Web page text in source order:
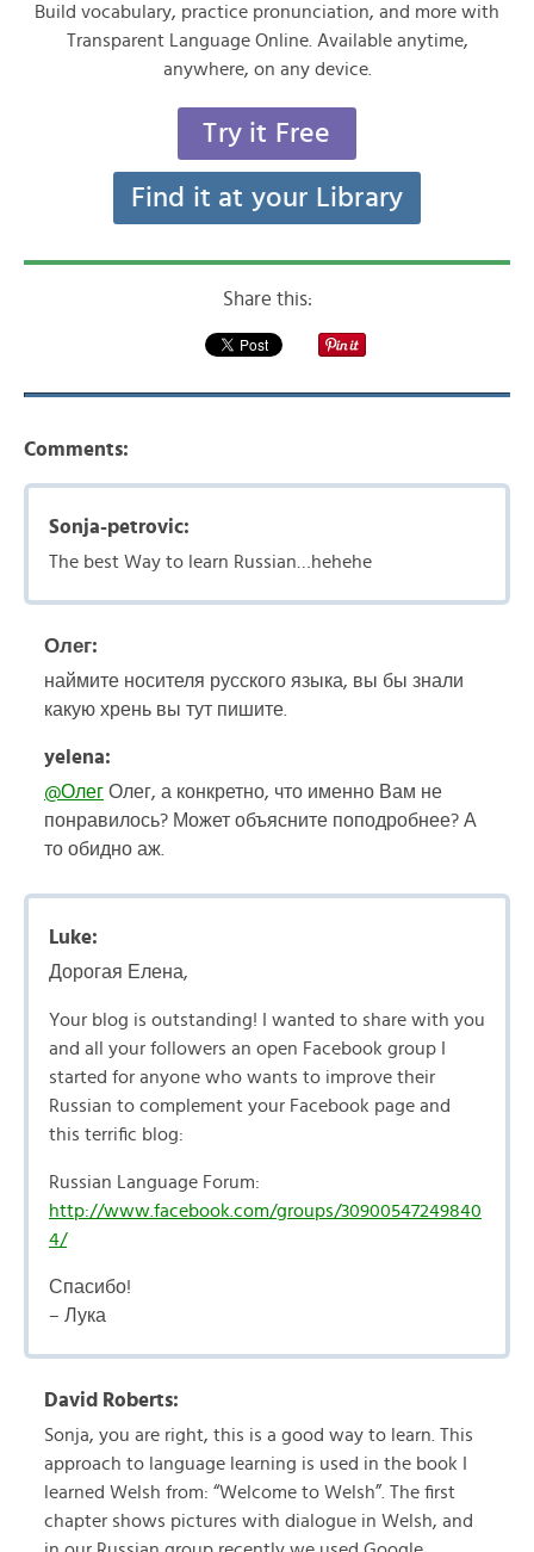
Build vocabulary, practice pronunciation, and more with
Transparent Language Online. Available anytime,
anywhere, on any device.
Try it Free
Find it at your Library
Share this:
Comments:
Sonja-petrovic:
The best Way to learn Russian…hehehe
Олег:
наймите носителя русского языка, вы бы знали
какую хрень вы тут пишите.
yelena:
@Олег Олег, а конкретно, что именно Вам не
понравилось? Может объясните поподробнее? А
то обидно аж.
Luke:
Дорогая Елена,
Your blog is outstanding! I wanted to share with you
and all your followers an open Facebook group I
started for anyone who wants to improve their
Russian to complement your Facebook page and
this terrific blog:
Russian Language Forum:
http://www.facebook.com/groups/30900547249840
4/
Спасибо!
– Лука
David Roberts:
Sonja, you are right, this is a good way to learn. This
approach to language learning is used in the book I
learned Welsh from: “Welcome to Welsh”. The first
chapter shows pictures with dialogue in Welsh, and